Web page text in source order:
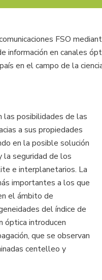
FSO
información en canales
en el campo de la
las posibilidades de las
a sus propiedades
en la posible solución
la seguridad de los
e interplanetarios. La
importantes a los que
el ámbito de
del índice de
óptica introducen
que se observan
centelleo y